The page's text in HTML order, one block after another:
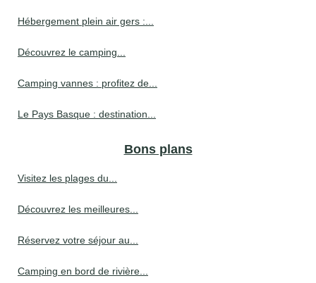
Hébergement plein air gers :...
Découvrez le camping...
Camping vannes : profitez de...
Le Pays Basque : destination...
Bons plans
Visitez les plages du...
Découvrez les meilleures...
Réservez votre séjour au...
Camping en bord de rivière...